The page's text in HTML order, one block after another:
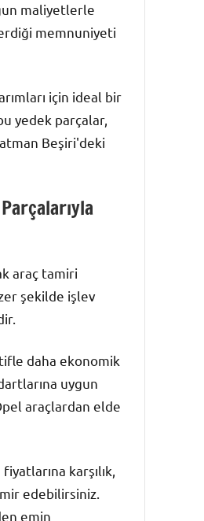
maliyetlerle
memnuniyeti
için ideal bir
yedek parçalar,
Beşiri'deki
araç tamiri
şekilde işlev
daha ekonomik
uygun
araçlardan elde
karşılık,
edebilirsiniz.
emin